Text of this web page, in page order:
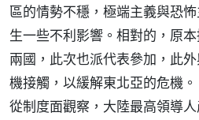
區的情勢不穩，極端主義與恐
生一些不利影響。相對的，原
兩國，此次也派代表參加，此
機接觸，以緩解東北亞的危機。
從制度面觀察，大陸最高領導